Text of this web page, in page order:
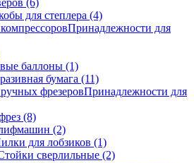
(6)
для степлера (4)
Принадлежности для
баллоны (1)
бумага (11)
Принадлежности для
(8)
(2)
для лобзиков (1)
сверлильные (2)